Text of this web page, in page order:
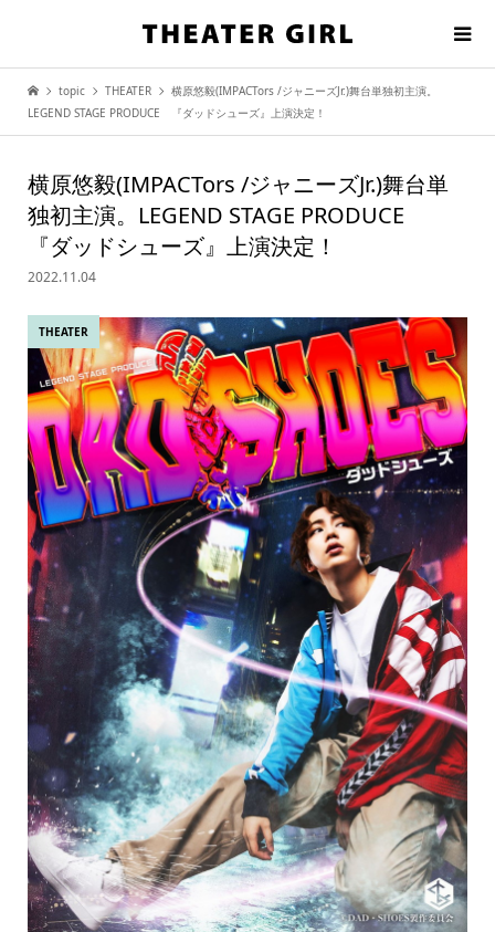
topic THEATER
横原悠毅(IMPACTors /ジャニーズJr.)舞台単独初主演。
LEGEND STAGE PRODUCE 『ダッドシューズ』上演決定！
横原悠毅(IMPACTors /ジャニーズJr.)舞台単
独初主演。LEGEND STAGE PRODUCE
『ダッドシューズ』上演決定！
2022.11.04
THEATER